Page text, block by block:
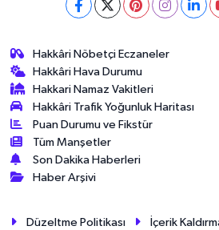
Hakkâri Nöbetçi Eczaneler
Hakkâri Hava Durumu
Hakkari Namaz Vakitleri
Hakkâri Trafik Yoğunluk Haritası
Puan Durumu ve Fikstür
Tüm Manşetler
Son Dakika Haberleri
Haber Arşivi
Düzeltme Politikası
İçerik